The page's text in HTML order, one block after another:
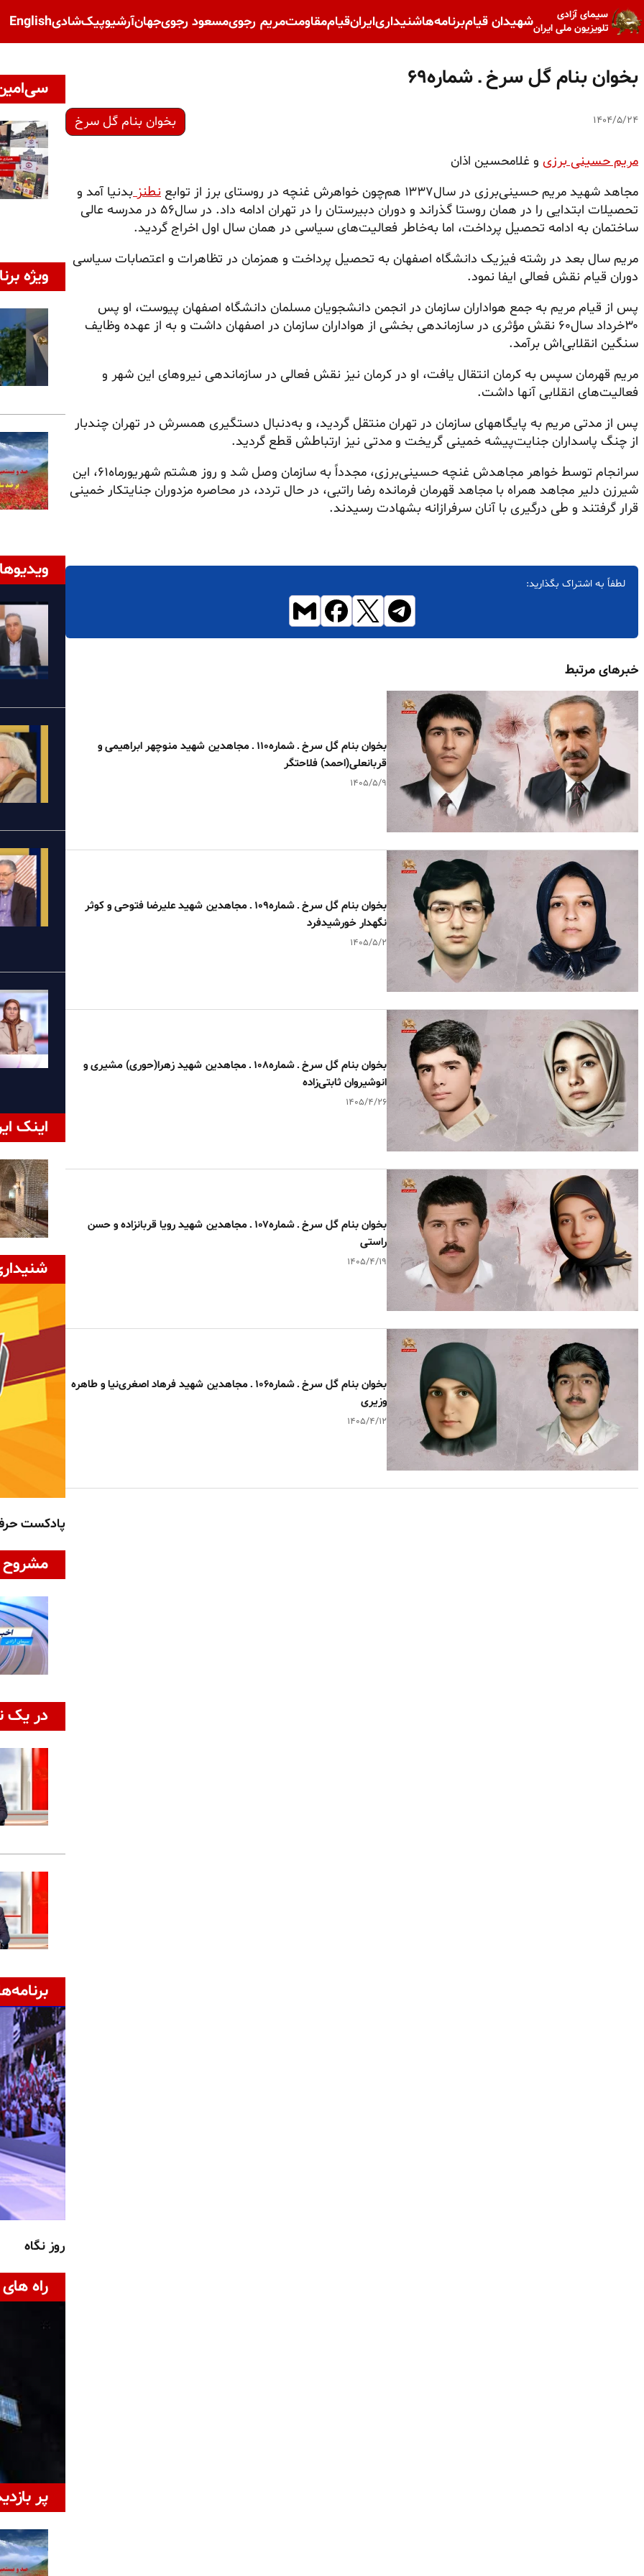
سیمای آزادی
تلویزیون ملی ایرانشهیدان قیامبرنامه‌هاشنیداریایرانقیاممقاومتمریم رجویمسعود رجویجهانآرشیوپیک‌شادیEnglish
بخوان بنام گل سرخ ـ شماره۶۹
۱۴۰۴/۵/۲۴ بخوان بنام گل سرخ
مریم حسینی برزی و غلامحسین اذان
مجاهد شهید مریم حسینی‌برزی در سال۱۳۳۷ هم‌چون خواهرش غنچه در روستای برز از توابع
نطنزبدنیا آمد و
تحصیلات ابتدایی را در همان روستا گذراند و دوران دبیرستان را در تهران ادامه داد. در سال۵۶ در مدرسه عالی
ساختمان به ادامه تحصیل پرداخت، اما به‌خاطر فعالیت‌های سیاسی در همان سال اول اخراج گردید.
مریم سال بعد در رشته فیزیک دانشگاه اصفهان به تحصیل پرداخت و همزمان در تظاهرات و اعتصابات سیاسی
دوران قیام نقش فعالی ایفا نمود.
پس از قیام مریم به جمع هواداران سازمان در انجمن دانشجویان مسلمان دانشگاه اصفهان پیوست، او پس
۳۰خرداد سال۶۰ نقش مؤثری در سازماندهی بخشی از هواداران سازمان در اصفهان داشت و به از عهده وظایف
سنگین انقلابی‌اش برآمد.
مریم قهرمان سپس به کرمان انتقال یافت، او در کرمان نیز نقش فعالی در سازماندهی نیروهای این شهر و
فعالیت‌های انقلابی آنها داشت.
پس از مدتی مریم به پایگاههای سازمان در تهران منتقل گردید، و به‌دنبال دستگیری همسرش در تهران چندبار
از چنگ پاسداران جنایت‌پیشه خمینی گریخت و مدتی نیز ارتباطش قطع گردید.
سرانجام توسط خواهر مجاهدش غنچه حسینی‌برزی، مجدداً به سازمان وصل شد و روز هشتم شهریورماه۶۱، این
شیرزن دلیر مجاهد همراه با مجاهد قهرمان فرمانده رضا راتبی، در حال تردد، در محاصره مزدوران جنایتکار خمینی
قرار گرفتند و طی درگیری با آنان سرفرازانه بشهادت رسیدند.
لطفاً به اشتراک بگذارید:
خبرهای مرتبط
بخوان بنام گل سرخ ـ شماره۱۱۰ ـ مجاهدین شهید منوچهر ابراهیمی و
قربانعلی(احمد) فلاحتگر
۱۴۰۵/۵/۹
بخوان بنام گل سرخ ـ شماره۱۰۹ ـ مجاهدین شهید علیرضا فتوحی و کوثر
نگهدار خورشیدفرد
۱۴۰۵/۵/۲
بخوان بنام گل سرخ ـ شماره۱۰۸ ـ مجاهدین شهید زهرا(حوری) مشیری و
انوشیروان ثابتی‌زاده
۱۴۰۵/۴/۲۶
بخوان بنام گل سرخ ـ شماره۱۰۷ ـ مجاهدین شهید رویا قربانزاده و حسن
راستی
۱۴۰۵/۴/۱۹
بخوان بنام گل سرخ ـ شماره۱۰۶ ـ مجاهدین شهید فرهاد اصغری‌نیا و طاهره
وزیری
۱۴۰۵/۴/۱۲
ویژه
اینک
پادکست
مشروح
در یک
روز نگاه
راه
پر